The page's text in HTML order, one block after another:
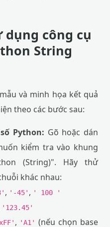
dụng công cụ
String
và minh họa kết quả
theo các bước sau:
Python: Gõ hoặc dán
kiểm tra vào khung
(String)". Hãy thử
khác nhau:
, '-45' , ' 100 '
'123.45'
, 'A1' (nếu chọn base